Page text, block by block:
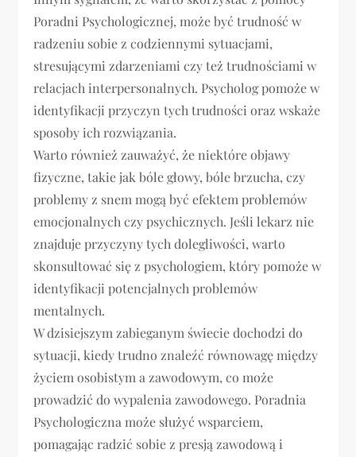
Poradni Psychologicznej, może być trudność w
radzeniu sobie z codziennymi sytuacjami,
stresującymi zdarzeniami czy też trudnościami w
relacjach interpersonalnych. Psycholog pomoże w
identyfikacji przyczyn tych trudności oraz wskaże
sposoby ich rozwiązania.
Warto również zauważyć, że niektóre objawy
fizyczne, takie jak bóle głowy, bóle brzucha, czy
problemy z snem mogą być efektem problemów
emocjonalnych czy psychicznych. Jeśli lekarz nie
znajduje przyczyny tych dolegliwości, warto
skonsultować się z psychologiem, który pomoże w
identyfikacji potencjalnych problemów
mentalnych.
W dzisiejszym zabieganym świecie dochodzi do
sytuacji, kiedy trudno znaleźć równowagę między
życiem osobistym a zawodowym, co może
prowadzić do wypalenia zawodowego. Poradnia
Psychologiczna może służyć wsparciem,
pomagając radzić sobie z presją zawodową i